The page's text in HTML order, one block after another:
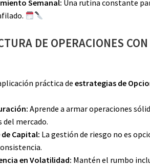
Semanal: Una rutina constante
DE OPERACIONES CON
práctica deestrategias de
Aprende a armar operaciones
del mercado.
Capital: La gestión de riesgo no es
en Volatilidad: Mantén el rumbo